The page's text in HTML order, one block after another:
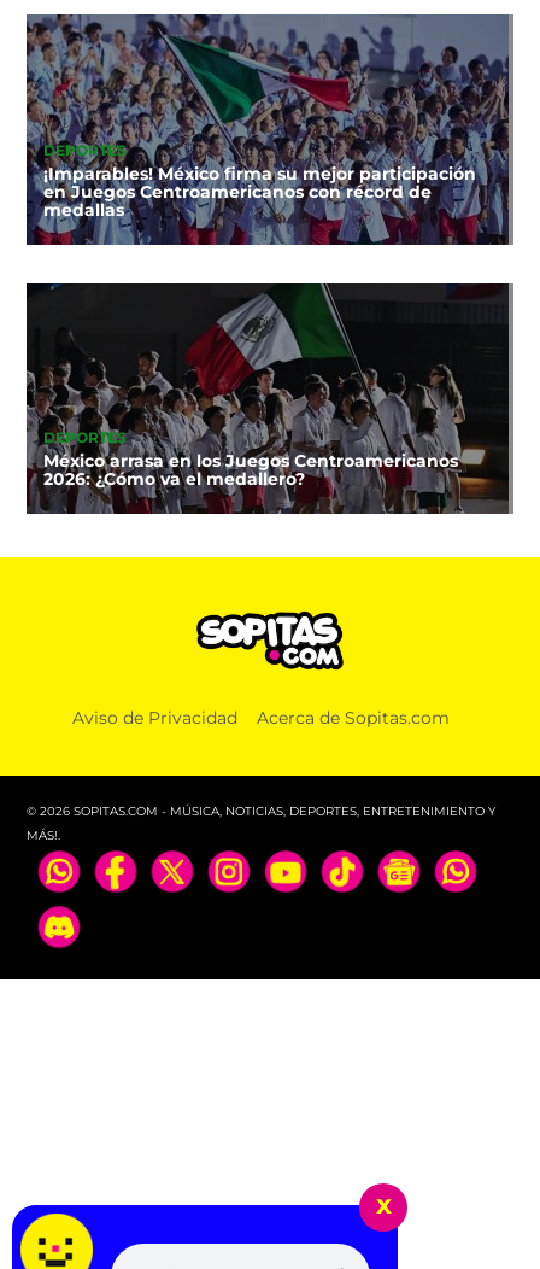
DEPORTES
¡Imparables! México firma su mejor participación
en Juegos Centroamericanos con récord de
medallas
DEPORTES
México arrasa en los Juegos Centroamericanos
2026: ¿Cómo va el medallero?
Aviso de Privacidad Acerca de Sopitas.com
© 2026 SOPITAS.COM - MÚSICA, NOTICIAS, DEPORTES, ENTRETENIMIENTO Y
MÁS!.
x